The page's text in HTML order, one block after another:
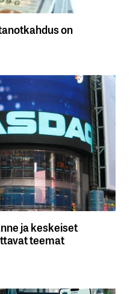
on
ja keskeiset
teemat